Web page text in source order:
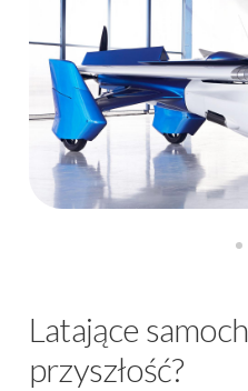
Latające
przyszłość?